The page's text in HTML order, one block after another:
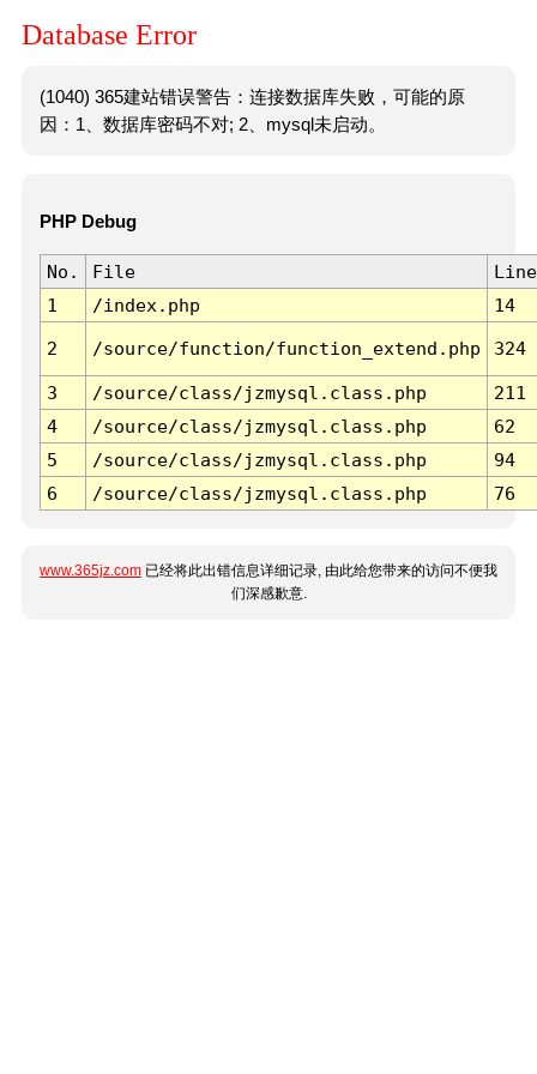
Database Error
(1040) 365建站错误警告：连接数据库失败，可能的原
因：1、数据库密码不对; 2、mysql未启动。
PHP Debug
No. File
Line
1
/index.php 14
2 /source/function/function_extend.php 324
3 /source/class/jzmysql.class.php
211
4
/source/class/jzmysql.class.php
62
5
/source/class/jzmysql.class.php
94
6
/source/class/jzmysql.class.php 76
www.365jz.com 已经将此出错信息详细记录, 由此给您带来的访问不便我
们深感歉意.